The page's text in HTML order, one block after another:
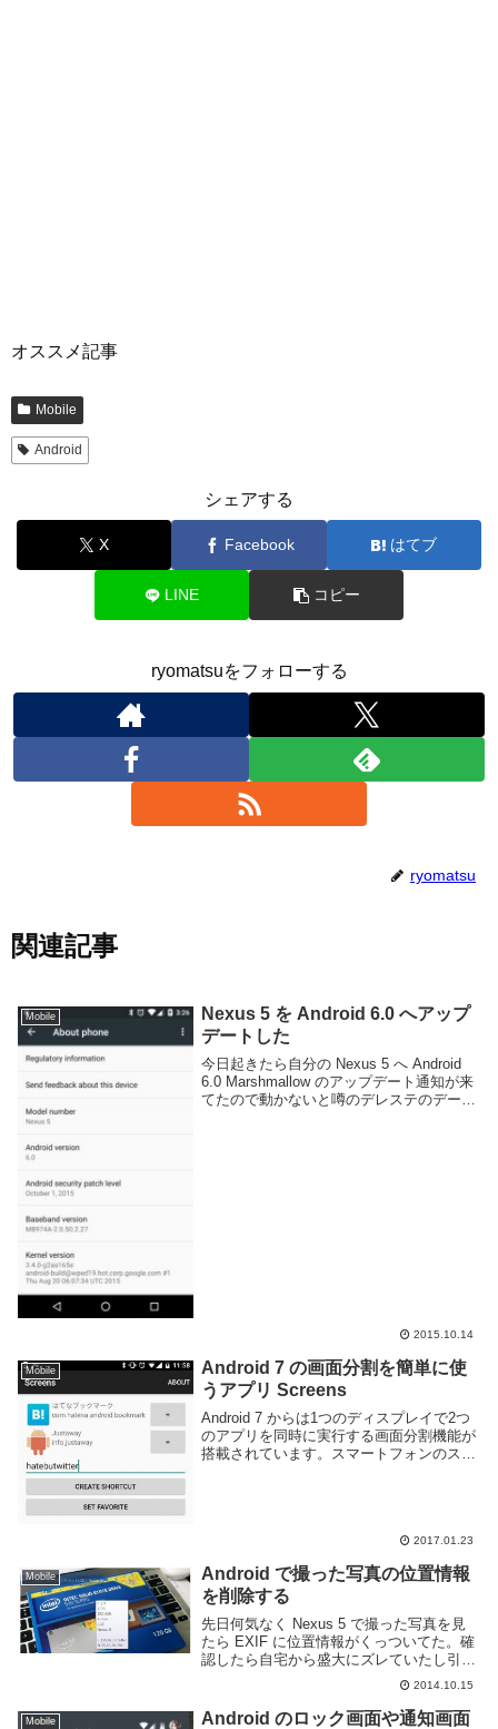
オススメ記事
Mobile
Android
シェアする
X Facebook はてブ
LINE コピー
ryomatsuをフォローする
ryomatsu
関連記事
Mobile
Nexus 5 を Android 6.0 へアップ
デートした
今日起きたら自分の Nexus 5 へ Android
6.0 Marshmallow のアップデート通知が来
てたので動かないと噂のデレステのデータ
2015.10.14
Mobile
Android 7 の画面分割を簡単に使
うアプリ Screens
Android 7 からは1つのディスプレイで2つ
のアプリを同時に実行する画面分割機能が
搭載されています。スマートフォンのスク
2017.01.23
Mobile
Android で撮った写真の位置情報
を削除する
先日何気なく Nexus 5 で撮った写真を見
たら EXIF に位置情報がくっついてた。確
認したら自宅から盛大にズレていたし引っ
越す予定なので別に良いんだけど、無いほ
うが良いだろう。というわけで位置情報を
無効にする方法を書いてみる。カメラの...
2014.10.15
Mobile
Android のロック画面や通知画面